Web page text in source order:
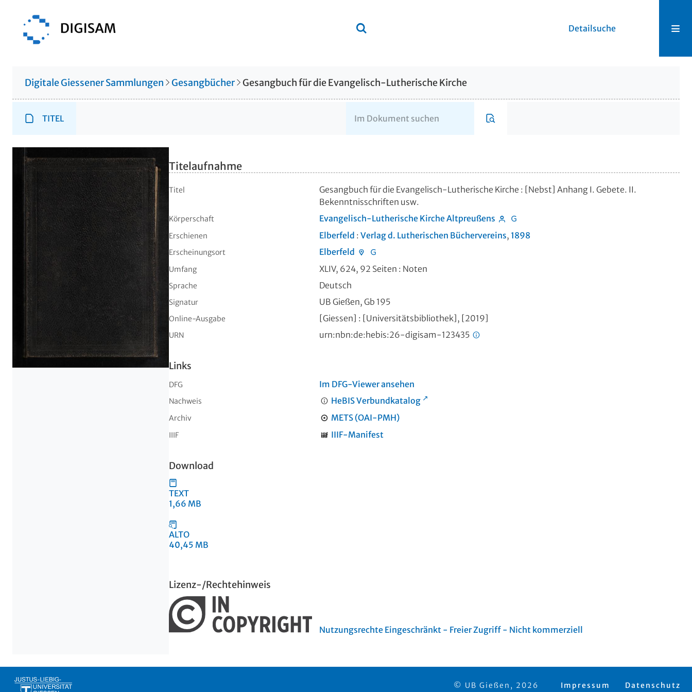
Detailsuche
Digitale Giessener Sammlungen Gesangbücher Gesangbuch für die Evangelisch-Lutherische Kirche
TITEL
Titelaufnahme
Titel Gesangbuch für die Evangelisch-Lutherische Kirche : [Nebst] Anhang I. Gebete. II.
Bekenntnisschriften usw.
Körperschaft Evangelisch-Lutherische Kirche Altpreußens
Erschienen Elberfeld : Verlag d. Lutherischen Büchervereins, 1898
Erscheinungsort Elberfeld
Umfang XLIV, 624, 92 Seiten : Noten
Sprache Deutsch
Signatur UB Gießen, Gb 195
Online-Ausgabe [Giessen] : [Universitätsbibliothek], [2019]
URN urn:nbn:de:hebis:26-digisam-123435
Links
DFG Im DFG-Viewer ansehen
Nachweis HeBIS Verbundkatalog
Archiv METS (OAI-PMH)
IIIF IIIF-Manifest
Download
TEXT
1,66 MB
ALTO
40,45 MB
Lizenz-/Rechtehinweis
Nutzungsrechte Eingeschränkt - Freier Zugriff - Nicht kommerziell
© UB Gießen, 2026 Impressum Datenschutz